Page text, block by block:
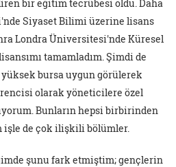
bir eğitim tecrübesi oldu. Daha
Siyaset Bilimi üzerine lisans
Londra Üniversitesi'nde Küresel
tamamladım. Şimdi de
bursa uygun görülerek
olarak yöneticilere özel
Bunların hepsi birbirinden
işle de çok ilişkili bölümler.
şunu fark etmiştim; gençlerin